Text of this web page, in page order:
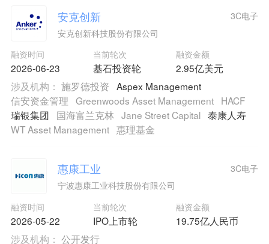
安克创新
安克创新科技股份有限公司
融资时间
2026-06-23
当前轮次
基石投资轮
融资金额
2.95亿美元
3C电子
涉及机构： 施罗德投资 Aspex Management
信安资金管理 Greenwoods Asset Management HACF
瑞银集团
国海富兰克林 Jane Street Capital 泰康人寿
WT Asset Management 惠理基金
惠康工业
宁波惠康工业科技股份有限公司
融资时间
2026-05-22
当前轮次
IPO上市轮
融资金额
19.75亿人民币
3C电子
涉及机构： 公开发行